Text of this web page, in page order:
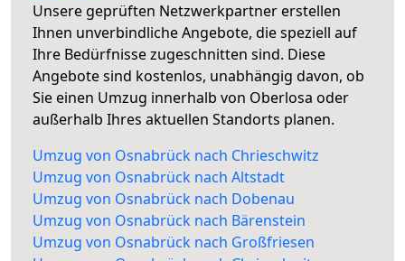
Unsere geprüften Netzwerkpartner erstellen
Ihnen unverbindliche Angebote, die speziell auf
Ihre Bedürfnisse zugeschnitten sind. Diese
Angebote sind kostenlos, unabhängig davon, ob
Sie einen Umzug innerhalb von Oberlosa oder
außerhalb Ihres aktuellen Standorts planen.
Umzug von Osnabrück nach Chrieschwitz
Umzug von Osnabrück nach Altstadt
Umzug von Osnabrück nach Dobenau
Umzug von Osnabrück nach Bärenstein
Umzug von Osnabrück nach Großfriesen